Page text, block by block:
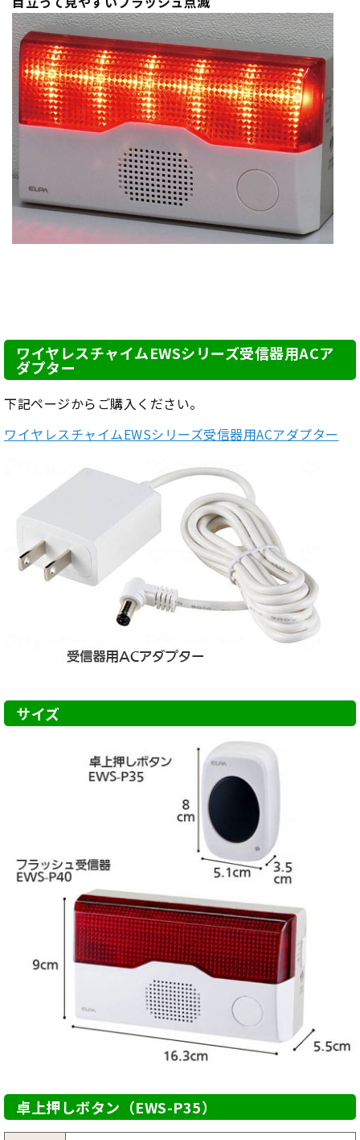
ワイヤレスチャイムEWSシリーズ受信器用ACア
ダプター
下記ページからご購入ください。
ワイヤレスチャイムEWSシリーズ受信器用ACアダプター
サイズ
卓上押しボタン（EWS-P35）